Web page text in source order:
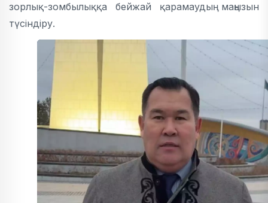
зорлық-зомбылыққа бейжай қарамаудың маңызын
түсіндіру.